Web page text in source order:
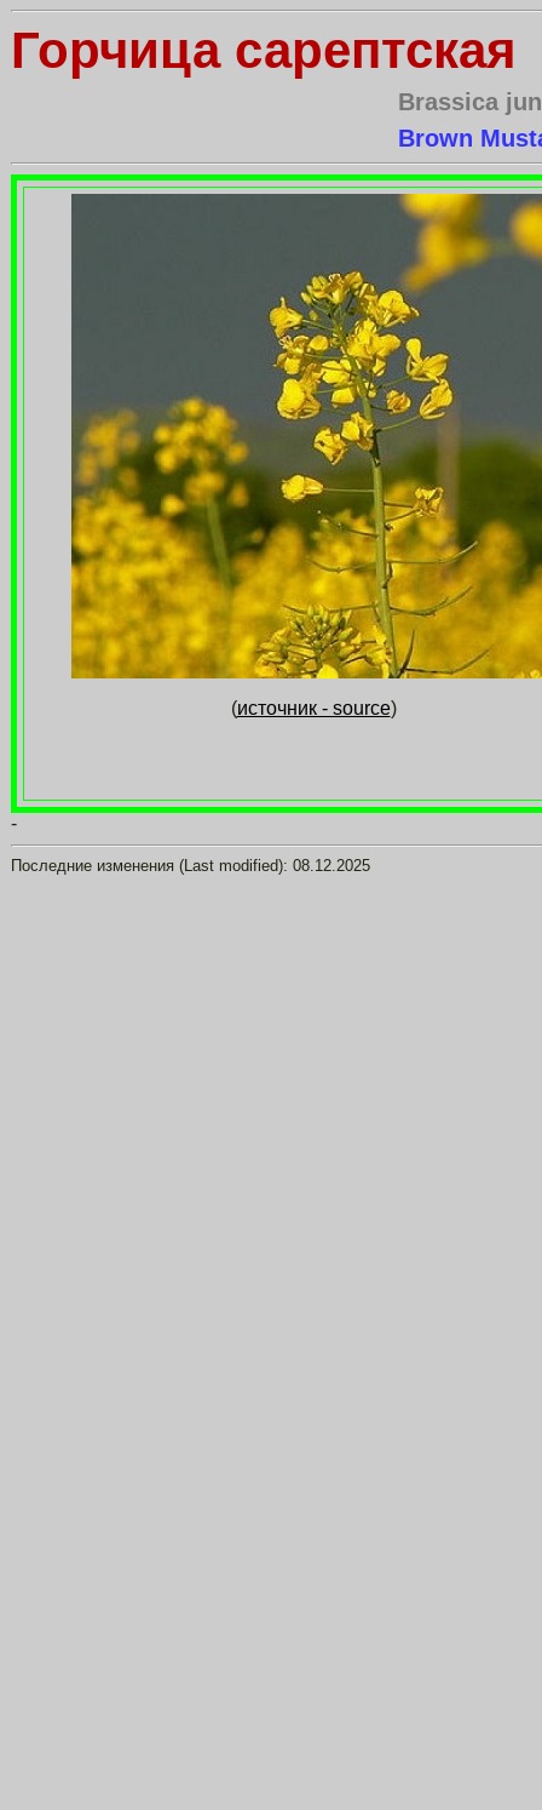
Горчица сарептская
Brassica
Brown
(источник - source)
-
Последние изменения (Last modified): 08.12.2025